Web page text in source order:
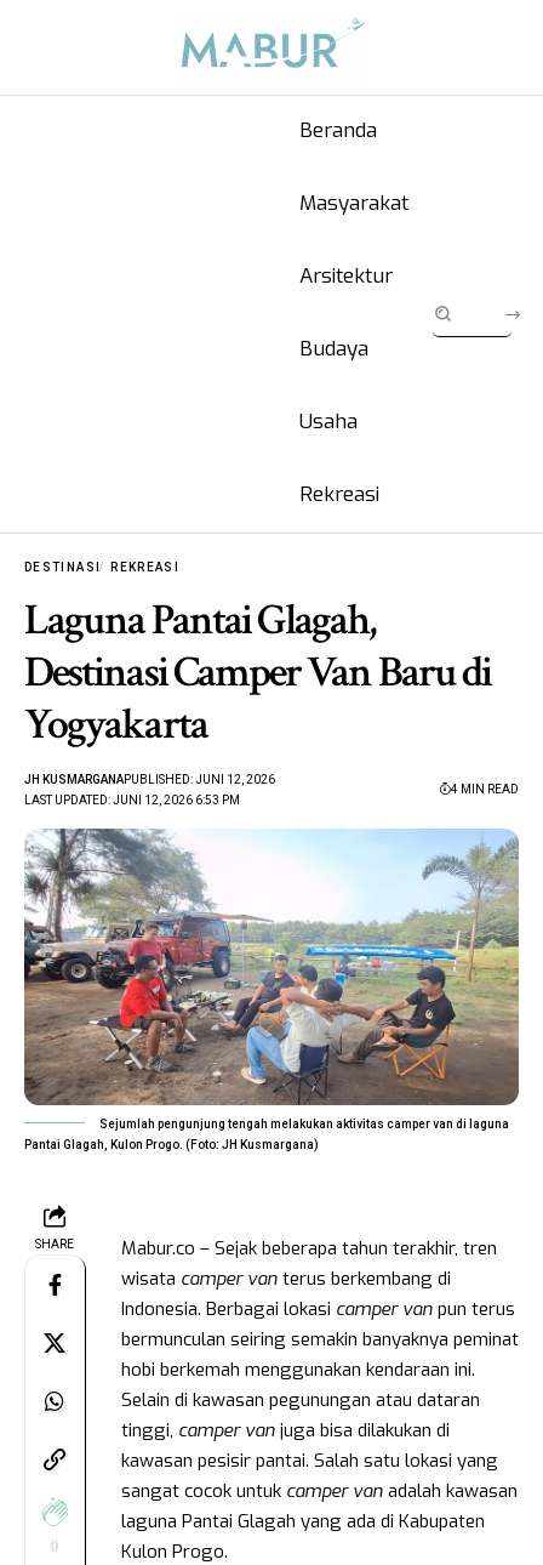
Beranda
Masyarakat
Arsitektur
Budaya
Usaha
Rekreasi
DESTINASI REKREASI
Laguna Pantai Glagah,
Destinasi Camper Van Baru di
Yogyakarta
LAST UPDATED: JUNI 12, 2026 6:53 PM
JH KUSMARGANAPUBLISHED: JUNI 12, 2026
4 MIN READ
Sejumlah pengunjung tengah melakukan aktivitas camper van di laguna
Pantai Glagah, Kulon Progo. (Foto: JH Kusmargana)
SHARE
0
Mabur.co – Sejak beberapa tahun terakhir, tren
wisata camper van terus berkembang di
Indonesia. Berbagai lokasi camper van pun terus
bermunculan seiring semakin banyaknya peminat
hobi berkemah menggunakan kendaraan ini.
Selain di kawasan pegunungan atau dataran
tinggi, camper van juga bisa dilakukan di
kawasan pesisir pantai. Salah satu lokasi yang
sangat cocok untuk camper van adalah kawasan
laguna Pantai Glagah yang ada di Kabupaten
Kulon Progo.